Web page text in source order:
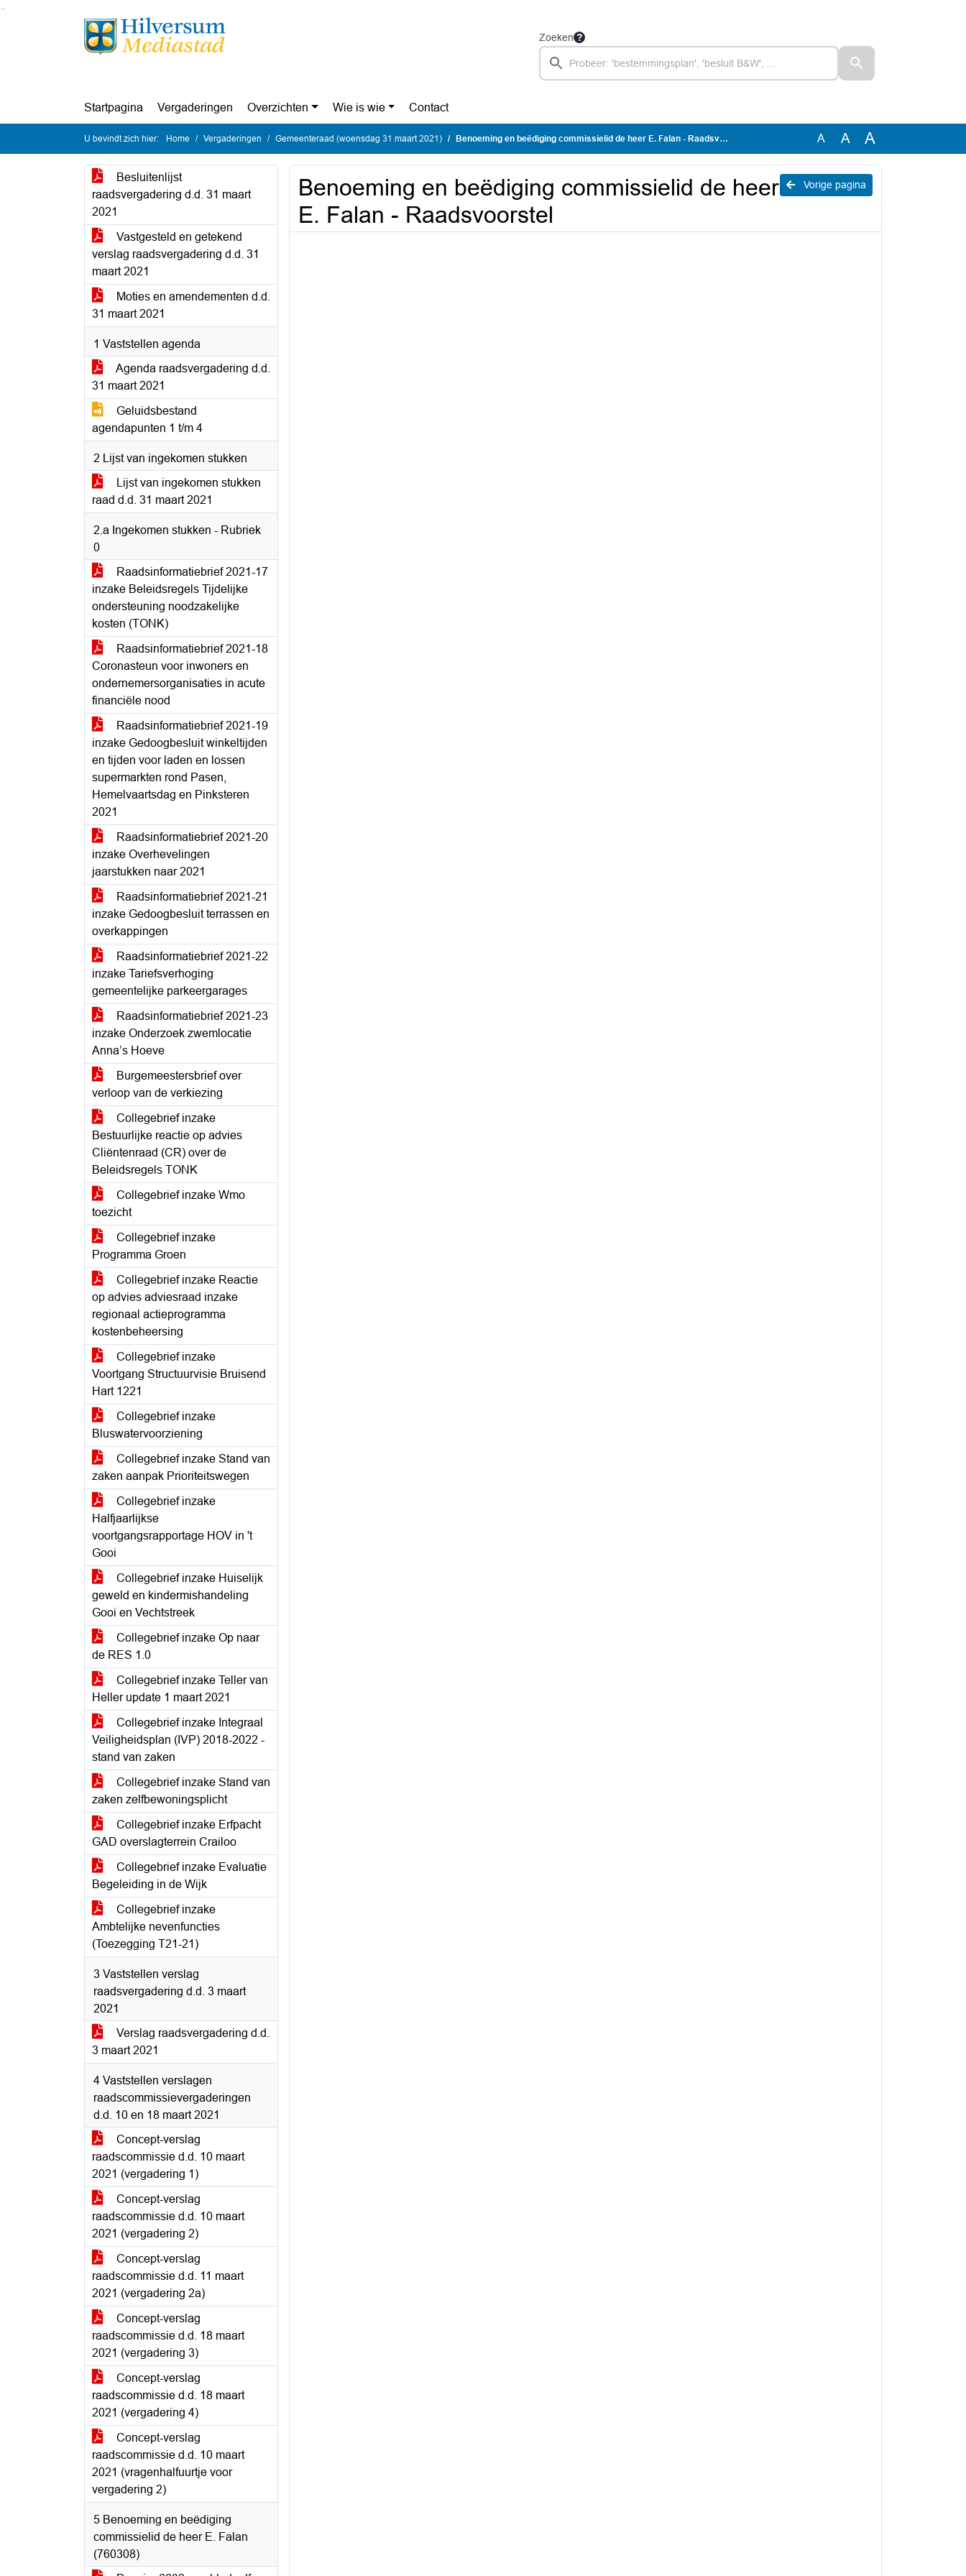
Ga naar de inhoud van deze pagina
Ga naar het zoeken
Ga naar het menu
Zoeken
Startpagina Vergaderingen Overzichten Wie is wie Contact
U bevindt zich hier: Home Vergaderingen Gemeenteraad (woensdag 31 maart 2021) Benoeming en beëdiging commissielid de heer E. Falan - Raadsvoorstel A A A
Besluitenlijst
raadsvergadering d.d. 31 maart
2021
Vastgesteld en getekend
verslag raadsvergadering d.d. 31
maart 2021
Moties en amendementen d.d.
31 maart 2021
1 Vaststellen agenda
Agenda raadsvergadering d.d.
31 maart 2021
Geluidsbestand
agendapunten 1 t/m 4
2 Lijst van ingekomen stukken
Lijst van ingekomen stukken
raad d.d. 31 maart 2021
2.a Ingekomen stukken - Rubriek
0
Raadsinformatiebrief 2021-17
inzake Beleidsregels Tijdelijke
ondersteuning noodzakelijke
kosten (TONK)
Raadsinformatiebrief 2021-18
Coronasteun voor inwoners en
ondernemersorganisaties in acute
financiële nood
Raadsinformatiebrief 2021-19
inzake Gedoogbesluit winkeltijden
en tijden voor laden en lossen
supermarkten rond Pasen,
Hemelvaartsdag en Pinksteren
2021
Raadsinformatiebrief 2021-20
inzake Overhevelingen
jaarstukken naar 2021
Raadsinformatiebrief 2021-21
inzake Gedoogbesluit terrassen en
overkappingen
Raadsinformatiebrief 2021-22
inzake Tariefsverhoging
gemeentelijke parkeergarages
Raadsinformatiebrief 2021-23
inzake Onderzoek zwemlocatie
Anna’s Hoeve
Burgemeestersbrief over
verloop van de verkiezing
Collegebrief inzake
Bestuurlijke reactie op advies
Cliëntenraad (CR) over de
Beleidsregels TONK
Collegebrief inzake Wmo
toezicht
Collegebrief inzake
Programma Groen
Collegebrief inzake Reactie
op advies adviesraad inzake
regionaal actieprogramma
kostenbeheersing
Collegebrief inzake
Voortgang Structuurvisie Bruisend
Hart 1221
Collegebrief inzake
Bluswatervoorziening
Collegebrief inzake Stand van
zaken aanpak Prioriteitswegen
Collegebrief inzake
Halfjaarlijkse
voortgangsrapportage HOV in 't
Gooi
Collegebrief inzake Huiselijk
geweld en kindermishandeling
Gooi en Vechtstreek
Collegebrief inzake Op naar
de RES 1.0
Collegebrief inzake Teller van
Heller update 1 maart 2021
Collegebrief inzake Integraal
Veiligheidsplan (IVP) 2018-2022 -
stand van zaken
Collegebrief inzake Stand van
zaken zelfbewoningsplicht
Collegebrief inzake Erfpacht
GAD overslagterrein Crailoo
Collegebrief inzake Evaluatie
Begeleiding in de Wijk
Collegebrief inzake
Ambtelijke nevenfuncties
(Toezegging T21-21)
3 Vaststellen verslag
raadsvergadering d.d. 3 maart
2021
Verslag raadsvergadering d.d.
3 maart 2021
4 Vaststellen verslagen
raadscommissievergaderingen
d.d. 10 en 18 maart 2021
Concept-verslag
raadscommissie d.d. 10 maart
2021 (vergadering 1)
Concept-verslag
raadscommissie d.d. 10 maart
2021 (vergadering 2)
Concept-verslag
raadscommissie d.d. 11 maart
2021 (vergadering 2a)
Concept-verslag
raadscommissie d.d. 18 maart
2021 (vergadering 3)
Concept-verslag
raadscommissie d.d. 18 maart
2021 (vergadering 4)
Concept-verslag
raadscommissie d.d. 10 maart
2021 (vragenhalfuurtje voor
vergadering 2)
5 Benoeming en beëdiging
commissielid de heer E. Falan
(760308)
Vorige pagina
Benoeming en beëdiging commissielid de heer
E. Falan - Raadsvoorstel